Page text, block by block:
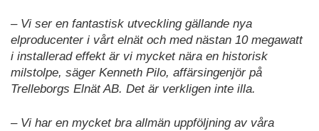
– Vi ser en fantastisk utveckling gällande nya
elproducenter i vårt elnät och med nästan 10 megawatt
i installerad effekt är vi mycket nära en historisk
milstolpe, säger Kenneth Pilo, affärsingenjör på
Trelleborgs Elnät AB. Det är verkligen inte illa.
– Vi har en mycket bra allmän uppföljning av våra